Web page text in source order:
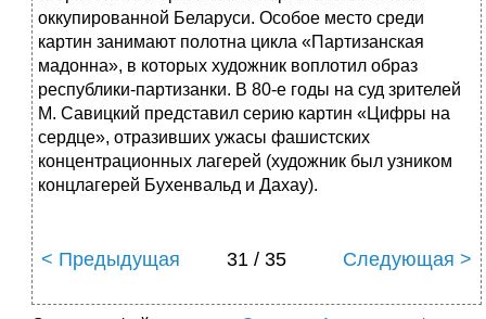
оккупированной Беларуси. Особое место среди
картин занимают полотна цикла «Партизанская
мадонна», в которых художник воплотил образ
республики-партизанки. В 80-е годы на суд зрителей
М. Савицкий представил серию картин «Цифры на
сердце», отразивших ужасы фашистских
концентрационных лагерей (художник был узником
концлагерей Бухенвальд и Дахау).
< Предыдущая 31 / 35 Следующая >